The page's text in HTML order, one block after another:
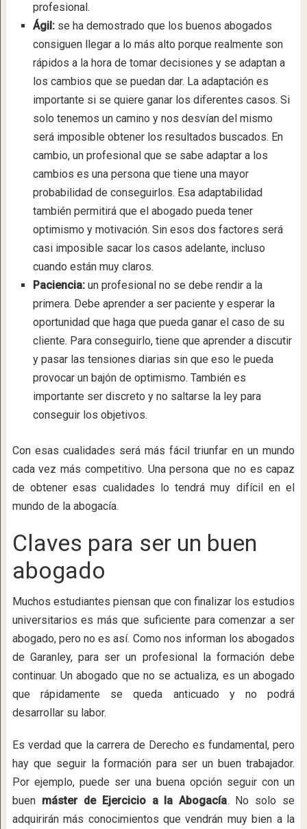
profesional.
Ágil:se ha demostrado que los buenos abogados
consiguen llegar a lo más alto porque realmente son
rápidos a la hora de tomar decisiones y se adaptan a
los cambios que se puedan dar. La adaptación es
importante si se quiere ganar los diferentes casos. Si
solo tenemos un camino y nos desvían del mismo
será imposible obtener los resultados buscados. En
cambio, un profesional que se sabe adaptar a los
cambios es una persona que tiene una mayor
probabilidad de conseguirlos. Esa adaptabilidad
también permitirá que el abogado pueda tener
optimismo y motivación. Sin esos dos factores será
casi imposible sacar los casos adelante, incluso
cuando están muy claros.
Paciencia:un profesional no se debe rendir a la
primera. Debe aprender a ser paciente y esperar la
oportunidad que haga que pueda ganar el caso de su
cliente. Para conseguirlo, tiene que aprender a discutir
y pasar las tensiones diarias sin que eso le pueda
provocar un bajón de optimismo. También es
importante ser discreto y no saltarse la ley para
conseguir los objetivos.
Con esas cualidades será más fácil triunfar en un mundo
cada vez más competitivo. Una persona que no es capaz
de obtener esas cualidades lo tendrá muy difícil en el
mundo de la abogacía.
Claves para ser un buen
abogado
Muchos estudiantes piensan que con finalizar los estudios
universitarios es más que suficiente para comenzar a ser
abogado, pero no es así. Como nos informan los abogados
de Garanley, para ser un profesional la formación debe
continuar. Un abogado que no se actualiza, es un abogado
que rápidamente se queda anticuado y no podrá
desarrollar su labor.
Es verdad que la carrera de Derecho es fundamental, pero
hay que seguir la formación para ser un buen trabajador.
Por ejemplo, puede ser una buena opción seguir con un
buen máster de Ejercicio a la Abogacía. No solo se
adquirirán más conocimientos que vendrán muy bien a la